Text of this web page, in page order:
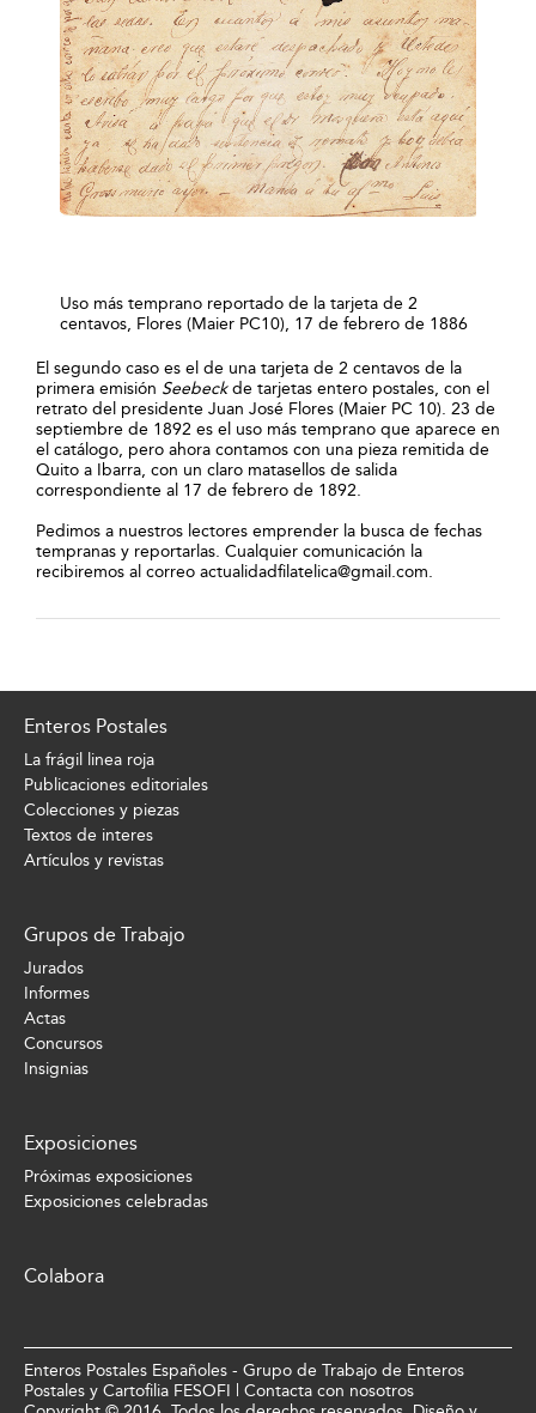
Uso más temprano reportado de la tarjeta de 2
centavos, Flores (Maier PC10), 17 de febrero de 1886
El segundo caso es el de una tarjeta de 2 centavos de la
primera emisión Seebeckde tarjetas entero postales, con el
retrato del presidente Juan José Flores (Maier PC 10). 23 de
septiembre de 1892 es el uso más temprano que aparece en
el catálogo, pero ahora contamos con una pieza remitida de
Quito a Ibarra, con un claro matasellos de salida
correspondiente al 17 de febrero de 1892.
Pedimos a nuestros lectores emprender la busca de fechas
tempranas y reportarlas. Cualquier comunicación la
recibiremos al correo actualidadfilatelica@gmail.com.
Enteros Postales
La frágil linea roja
Publicaciones editoriales
Colecciones y piezas
Textos de interes
Artículos y revistas
Grupos de Trabajo
Jurados
Informes
Actas
Concursos
Insignias
Exposiciones
Próximas exposiciones
Exposiciones celebradas
Colabora
Enteros Postales Españoles - Grupo de Trabajo de Enteros
Postales y Cartofilia FESOFI | Contacta con nosotros